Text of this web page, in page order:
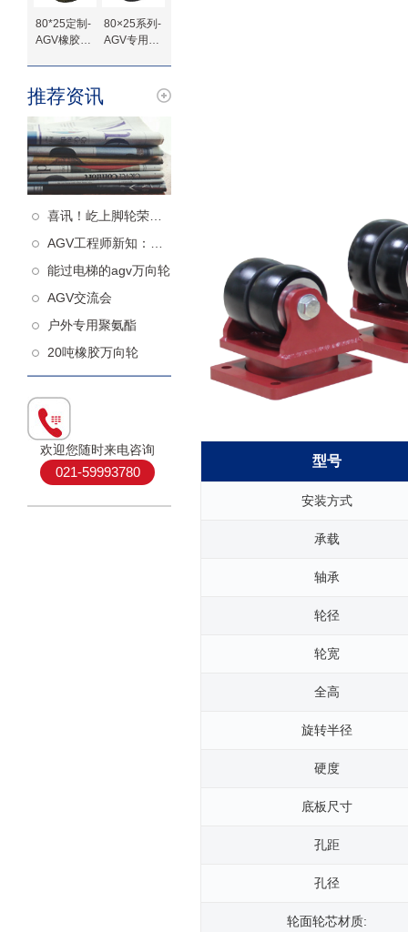
80*25定制-
AGV橡胶驱
80×25系列-
AGV专用橡
推荐资讯
喜讯！屹上脚轮荣获高新技术企业认定！
AGV工程师新知：什么样的从动轮更减震
能过电梯的agv万向轮
AGV交流会
户外专用聚氨酯
20吨橡胶万向轮
欢迎您随时来电咨询
021-59993780
型号
安装方式
承载
轴承
轮径
轮宽
全高
旋转半径
硬度
底板尺寸
孔距
孔径
轮面轮芯材质: